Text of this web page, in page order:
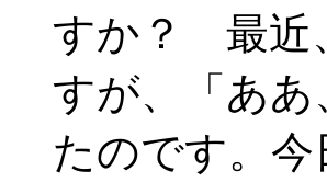
すか？ 最近
すが、「あ
たのです。